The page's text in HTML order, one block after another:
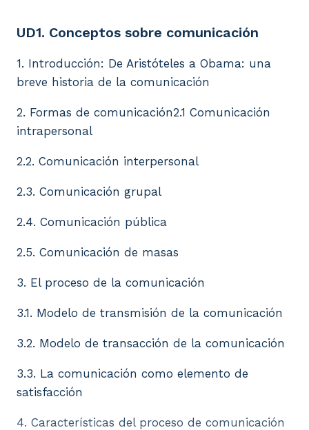
UD1. Conceptos sobre comunicación 1.
UD1. Conceptos sobre comunicación
1. Introducción: De Aristóteles a Obama: una
breve historia de la comunicación
2. Formas de comunicación2.1 Comunicación
intrapersonal
2.2. Comunicación interpersonal
2.3. Comunicación grupal
2.4. Comunicación pública
2.5. Comunicación de masas
3. El proceso de la comunicación
3.1. Modelo de transmisión de la comunicación
3.2. Modelo de transacción de la comunicación
3.3. La comunicación como elemento de
satisfacción
4. Características del proceso de comunicación